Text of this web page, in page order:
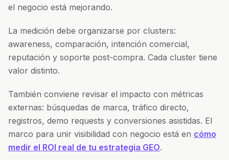
el negocio está mejorando.
La medición debe organizarse por clusters:
awareness, comparación, intención comercial,
reputación y soporte post-compra. Cada cluster tiene
valor distinto.
También conviene revisar el impacto con métricas
externas: búsquedas de marca, tráfico directo,
registros, demo requests y conversiones asistidas. El
marco para unir visibilidad con negocio está en cómo
medir el ROI real de tu estrategia GEO.